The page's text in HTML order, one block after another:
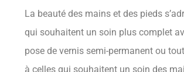
La beauté des mains et des pieds
qui souhaitent un soin plus complet
pose de vernis semi-permanent ou
à celles qui souhaitent un soin des